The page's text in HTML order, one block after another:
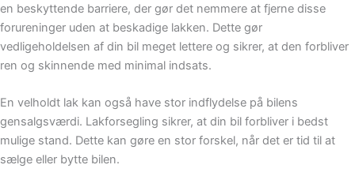
en beskyttende barriere, der gør det nemmere at fjerne disse
forureninger uden at beskadige lakken. Dette gør
vedligeholdelsen af din bil meget lettere og sikrer, at den forbliver
ren og skinnende med minimal indsats.
En velholdt lak kan også have stor indflydelse på bilens
gensalgsværdi. Lakforsegling sikrer, at din bil forbliver i bedst
mulige stand. Dette kan gøre en stor forskel, når det er tid til at
sælge eller bytte bilen.